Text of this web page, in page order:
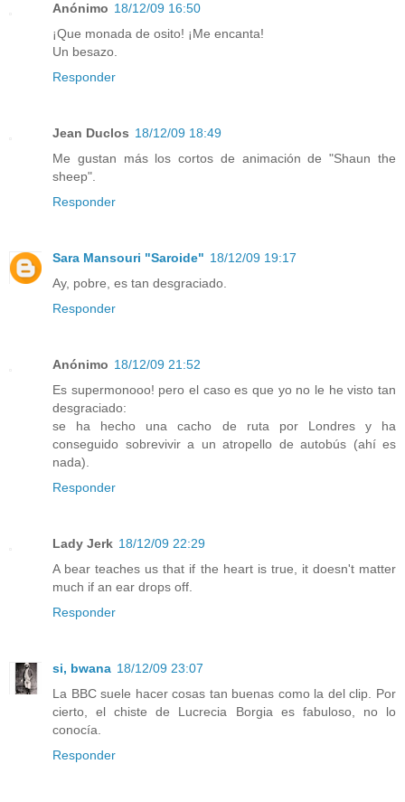
Anónimo 18/12/09 16:50
¡Que monada de osito! ¡Me encanta!
Un besazo.
Responder
Jean Duclos 18/12/09 18:49
Me gustan más los cortos de animación de "Shaun the
sheep".
Responder
Sara Mansouri "Saroide" 18/12/09 19:17
Ay, pobre, es tan desgraciado.
Responder
Anónimo 18/12/09 21:52
Es supermonooo! pero el caso es que yo no le he visto tan
desgraciado:
se ha hecho una cacho de ruta por Londres y ha
conseguido sobrevivir a un atropello de autobús (ahí es
nada).
Responder
Lady Jerk 18/12/09 22:29
A bear teaches us that if the heart is true, it doesn't matter
much if an ear drops off.
Responder
si, bwana 18/12/09 23:07
La BBC suele hacer cosas tan buenas como la del clip. Por
cierto, el chiste de Lucrecia Borgia es fabuloso, no lo
conocía.
Responder